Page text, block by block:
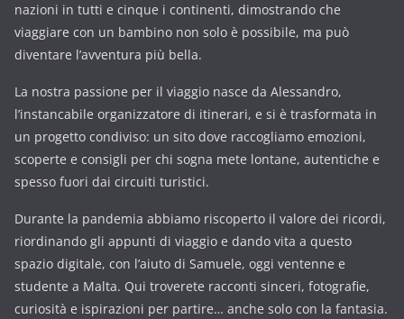
nazioni in tutti e cinque i continenti, dimostrando che
viaggiare con un bambino non solo è possibile, ma può
diventare l’avventura più bella.
La nostra passione per il viaggio nasce da Alessandro,
l’instancabile organizzatore di itinerari, e si è trasformata in
un progetto condiviso: un sito dove raccogliamo emozioni,
scoperte e consigli per chi sogna mete lontane, autentiche e
spesso fuori dai circuiti turistici.
Durante la pandemia abbiamo riscoperto il valore dei ricordi,
riordinando gli appunti di viaggio e dando vita a questo
spazio digitale, con l’aiuto di Samuele, oggi ventenne e
studente a Malta. Qui troverete racconti sinceri, fotografie,
curiosità e ispirazioni per partire… anche solo con la fantasia.